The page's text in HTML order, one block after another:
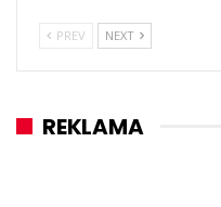
PREV NEXT
REKLAMA